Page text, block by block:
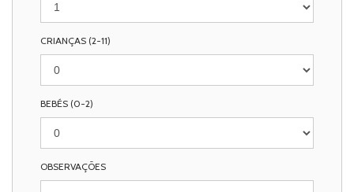
CRIANÇAS (2-11)
BEBÉS (0-2)
OBSERVAÇÕES